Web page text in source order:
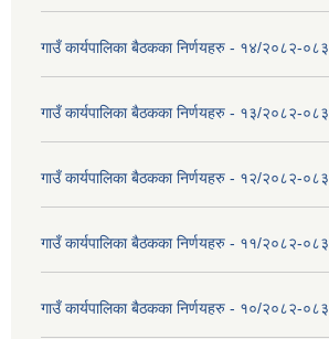
गाउँ कार्यपालिका बैठकका निर्णयहरु - १४/२०८२-०८३
गाउँ कार्यपालिका बैठकका निर्णयहरु - १३/२०८२-०८३
गाउँ कार्यपालिका बैठकका निर्णयहरु - १२/२०८२-०८३
गाउँ कार्यपालिका बैठकका निर्णयहरु - ११/२०८२-०८३
गाउँ कार्यपालिका बैठकका निर्णयहरु - १०/२०८२-०८३